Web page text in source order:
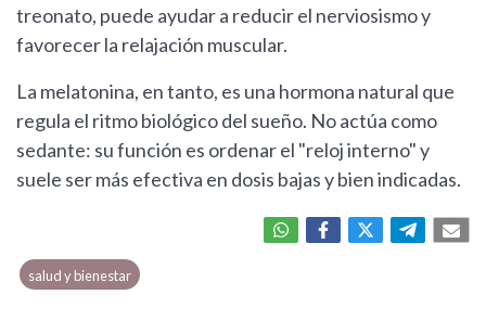
treonato, puede ayudar a reducir el nerviosismo y
favorecer la relajación muscular.
La melatonina, en tanto, es una hormona natural que
regula el ritmo biológico del sueño. No actúa como
sedante: su función es ordenar el "reloj interno" y
suele ser más efectiva en dosis bajas y bien indicadas.
salud y bienestar